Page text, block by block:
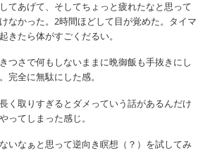
てあげて、そしてちょっと疲れたなと思って
なかった。2時間ほどして目が覚めた。タイマ
きたら体がすごくだるい。
つさで何もしないままに晩御飯も手抜きにし
完全に無駄にした感。
く取りすぎるとダメっていう話があるんだけ
ってしまった感じ。
いなぁと思って逆向き瞑想（？）を試してみ